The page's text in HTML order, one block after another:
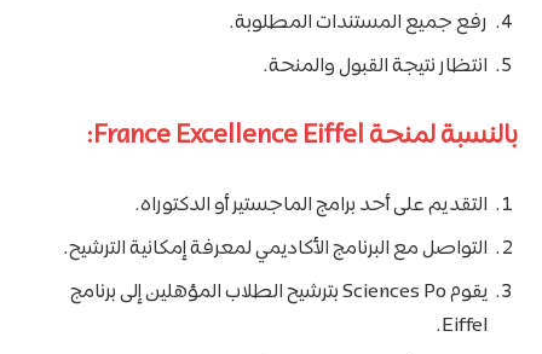
رفع جميع المستندات المطلوبة.
انتظار نتيجة القبول والمنحة.
بالنسبة لمنحة France Excellence Eiffel:
التقديم على أحد برامج الماجستير أو الدكتوراه.
التواصل مع البرنامج الأكاديمي لمعرفة إمكانية الترشيح.
يقوم Sciences Po بترشيح الطلاب المؤهلين إلى برنامج
Eiffel.